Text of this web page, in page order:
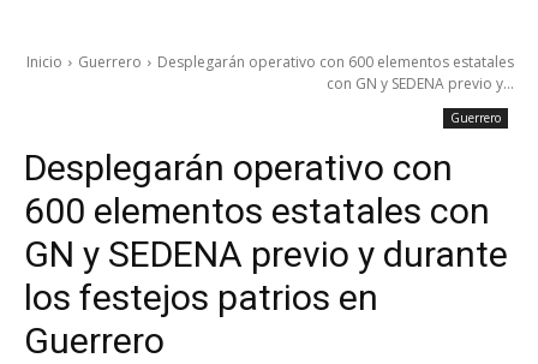
Inicio Guerrero
Desplegarán operativo con 600 elementos estatales
con GN y SEDENA previo y...
Guerrero
Desplegarán operativo con
600 elementos estatales con
GN y SEDENA previo y durante
los festejos patrios en
Guerrero